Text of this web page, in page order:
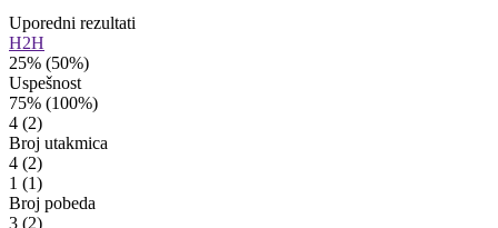
Uporedni rezultati
H2H
25% (50%)
Uspešnost
75% (100%)
4 (2)
Broj utakmica
4 (2)
1 (1)
Broj pobeda
3 (2)